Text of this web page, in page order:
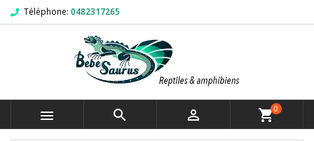
Téléphone: 0482317265
   shopping_cart0